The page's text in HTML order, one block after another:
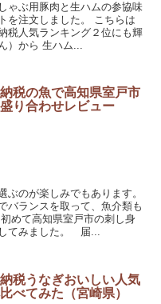
ゃぶ用豚肉と生ハムの参協味
を注文しました。 こちらは
税人気ランキング２位にも輝
）から 生ハム...
税の魚で高知県室戸市
り合わせレビュー
のが楽しみでもあります。
バランスを取って、魚介類も
めて高知県室戸市の刺し身
てみました。 届...
税うなぎおいしい人気
べてみた（宮崎県）